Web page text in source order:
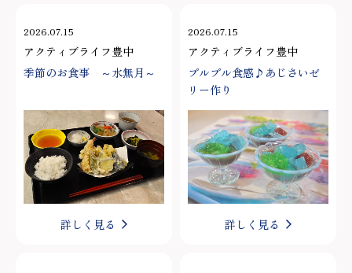
2026.07.15
アクティブライフ豊中
季節のお食事 ～水無月～
詳しく見る
2026.07.15
アクティブライフ豊中
プルプル食感♪あじさいゼ
リー作り
詳しく見る